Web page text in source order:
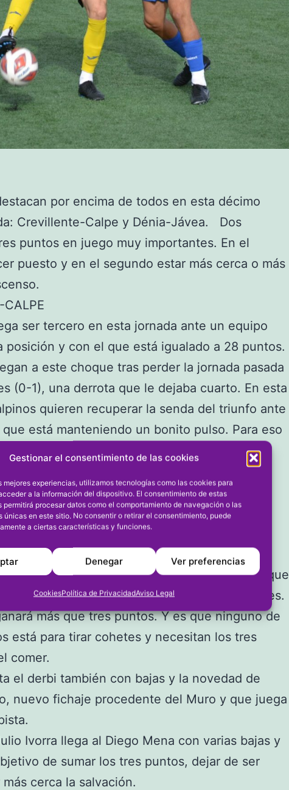
Gestionar el consentimiento de las cookies
mejores experiencias, utilizamos tecnologías como las cookies para
a la información del dispositivo. El consentimiento de estas
permitirá procesar datos como el comportamiento de navegación o las
únicas en este sitio. No consentir o retirar el consentimiento, puede
a ciertas características y funciones.
Denegar Ver preferencias
CookiesPolítica de PrivacidadAviso Legal
por encima de todos en esta décimo
Crevillente-Calpe y Dénia-Jávea. Dos
puntos en juego muy importantes. En el
puesto y en el segundo estar más cerca o más
CALPE
ser tercero en esta jornada ante un equipo
posición y con el que está igualado a 28 puntos.
a este choque tras perder la jornada pasada
(0-1), una derrota que le dejaba cuarto. En esta
quieren recuperar la senda del triunfo ante
está manteniendo un bonito pulso. Para eso
las cosas muy bien, no cometer errores
ataque aprovechar las ocasiones.
la primera vuelta fue de empate a uno.
juega en el campo Enrique Miralles de
domingo a las 17 horas.
comarcal por excelencia. Un derbi en el que
en juego son vitales para dianenses y javienses.
más que tres puntos. Y es que ninguno de
está para tirar cohetes y necesitan los tres
comer.
el derbi también con bajas y la novedad de
nuevo fichaje procedente del Muro y que juega
Ivorra llega al Diego Mena con varias bajas y
de sumar los tres puntos, dejar de ser
cerca la salvación.